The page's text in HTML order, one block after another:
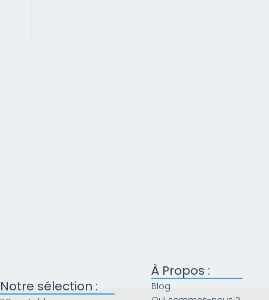
Notre sélection :
À Propos :
Blog